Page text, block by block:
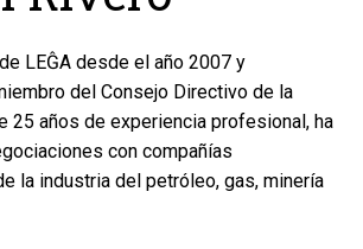
LEĜA desde el año 2007 y
del Consejo Directivo de la
25 años de experiencia profesional, ha
con compañías
la industria del petróleo, gas, minería